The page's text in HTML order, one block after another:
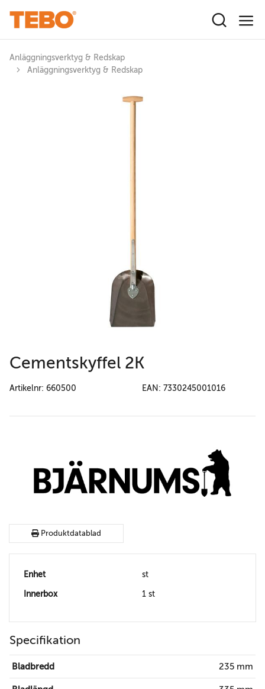
Anläggningsverktyg & Redskap
Anläggningsverktyg & Redskap
Cementskyffel 2K
Artikelnr: 660500 EAN: 7330245001016
Produktdatablad
Enhet st
Innerbox 1 st
Specifikation
Bladbredd 235 mm